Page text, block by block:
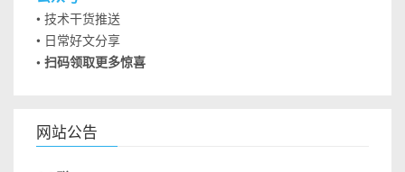
• 技术干货推送
• 日常好文分享
• 扫码领取更多惊喜
网站公告